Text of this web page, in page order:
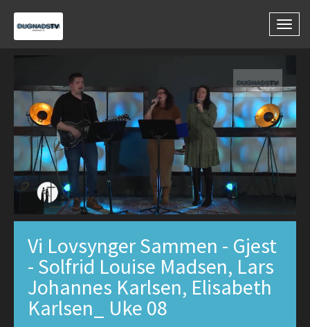
Vi Lovsynger Sammen - Gjest
- Solfrid Louise Madsen, Lars
Johannes Karlsen, Elisabeth
Karlsen_ Uke 08